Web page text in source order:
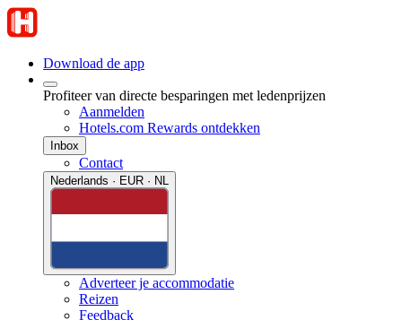
Download de app
Profiteer van directe besparingen met ledenprijzen
Aanmelden
Hotels.com Rewards ontdekken
Inbox
Contact
Nederlands · EUR · NL
Adverteer je accommodatie
Reizen
Feedback